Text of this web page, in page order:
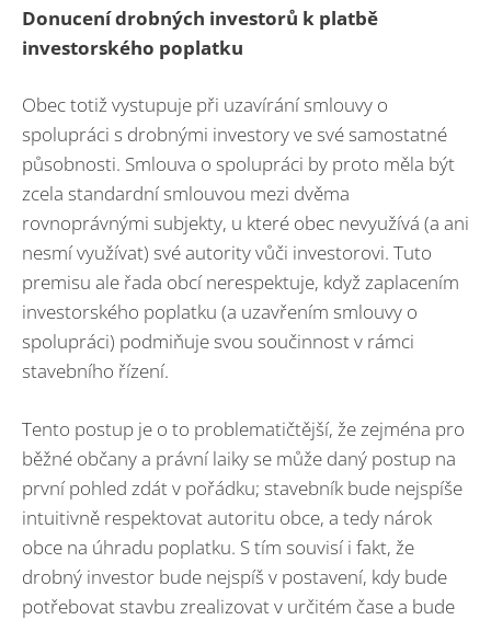
Donucení drobných investorů k platbě
investorského poplatku
Obec totiž vystupuje při uzavírání smlouvy o
spolupráci s drobnými investory ve své samostatné
působnosti. Smlouva o spolupráci by proto měla být
zcela standardní smlouvou mezi dvěma
rovnoprávnými subjekty, u které obec nevyužívá (a ani
nesmí využívat) své autority vůči investorovi. Tuto
premisu ale řada obcí nerespektuje, když zaplacením
investorského poplatku (a uzavřením smlouvy o
spolupráci) podmiňuje svou součinnost v rámci
stavebního řízení.
Tento postup je o to problematičtější, že zejména pro
běžné občany a právní laiky se může daný postup na
první pohled zdát v pořádku; stavebník bude nejspíše
intuitivně respektovat autoritu obce, a tedy nárok
obce na úhradu poplatku. S tím souvisí i fakt, že
drobný investor bude nejspíš v postavení, kdy bude
potřebovat stavbu zrealizovat v určitém čase a bude